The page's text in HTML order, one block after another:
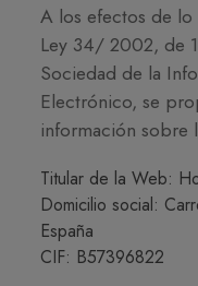
A los efectos de
Ley 34/ 2002, de
Sociedad de la
Electrónico, se
información sobre
Titular de la Web:
Domicilio social:
España
CIF: B57396822